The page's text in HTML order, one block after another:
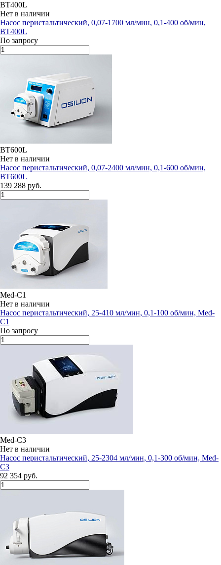
BT400L
Нет в наличии
Насос перистальтический, 0,07-1700 мл/мин, 0,1-400 об/мин,
BT400L
По запросу
BT600L
Нет в наличии
Насос перистальтический, 0,07-2400 мл/мин, 0,1-600 об/мин,
BT600L
139 288 руб.
Med-C1
Нет в наличии
Насос перистальтический, 25-410 мл/мин, 0,1-100 об/мин, Med-
C1
По запросу
Med-C3
Нет в наличии
Насос перистальтический, 25-2304 мл/мин, 0,1-300 об/мин, Med-
C3
92 354 руб.